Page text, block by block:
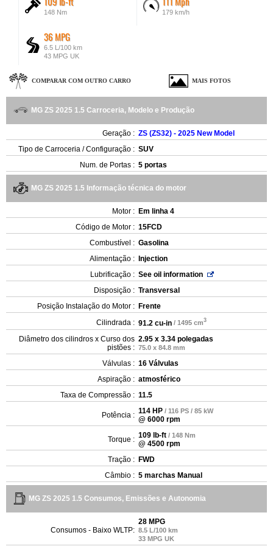
148 Nm 179 km/h
36 MPG
6.5 L/100 km
43 MPG UK
COMPARAR COM OUTRO CARRO MAIS FOTOS
MG ZS 2025 1.5 Carroceria, Modelo e Produção
Geração : ZS (ZS32) - 2025 New Model
Tipo de Carroceria / Configuração : SUV
Num. de Portas : 5 portas
MG ZS 2025 1.5 Informação técnica do motor
Motor : Em linha 4
Código de Motor : 15FCD
Combustível : Gasolina
Alimentação : Injection
Lubrificação : See oil information
Disposição : Transversal
Posição Instalação do Motor : Frente
Cilindrada : 91.2 cu-in / 1495 cm3
Diâmetro dos cilindros x Curso dos
pistões :
2.95 x 3.34 polegadas
75.0 x 84.8 mm
Válvulas : 16 Válvulas
Aspiração : atmosférico
Taxa de Compressão : 11.5
Potência : 114 HP / 116 PS / 85 kW
@ 6000 rpm
Torque : 109 lb-ft / 148 Nm
@ 4500 rpm
Tração : FWD
Câmbio : 5 marchas Manual
MG ZS 2025 1.5 Consumos, Emissões e Autonomia
Consumos - Baixo WLTP:
28 MPG
8.5 L/100 km
33 MPG UK